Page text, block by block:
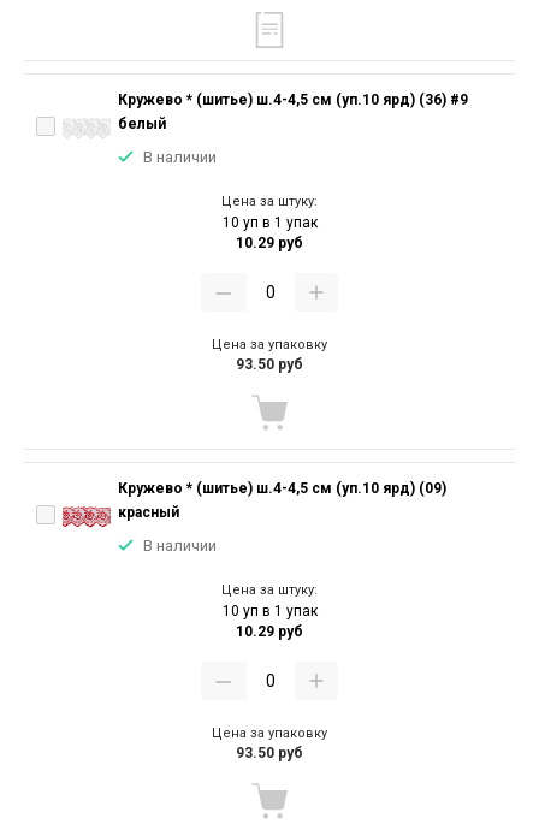
Кружево * (шитье) ш.4-4,5 см (уп.10 ярд) (36) #9
белый
В наличии
Цена за штуку:
10 уп в 1 упак
10.29 руб
Цена за упаковку
93.50 руб
Кружево * (шитье) ш.4-4,5 см (уп.10 ярд) (09)
красный
В наличии
Цена за штуку:
10 уп в 1 упак
10.29 руб
Цена за упаковку
93.50 руб